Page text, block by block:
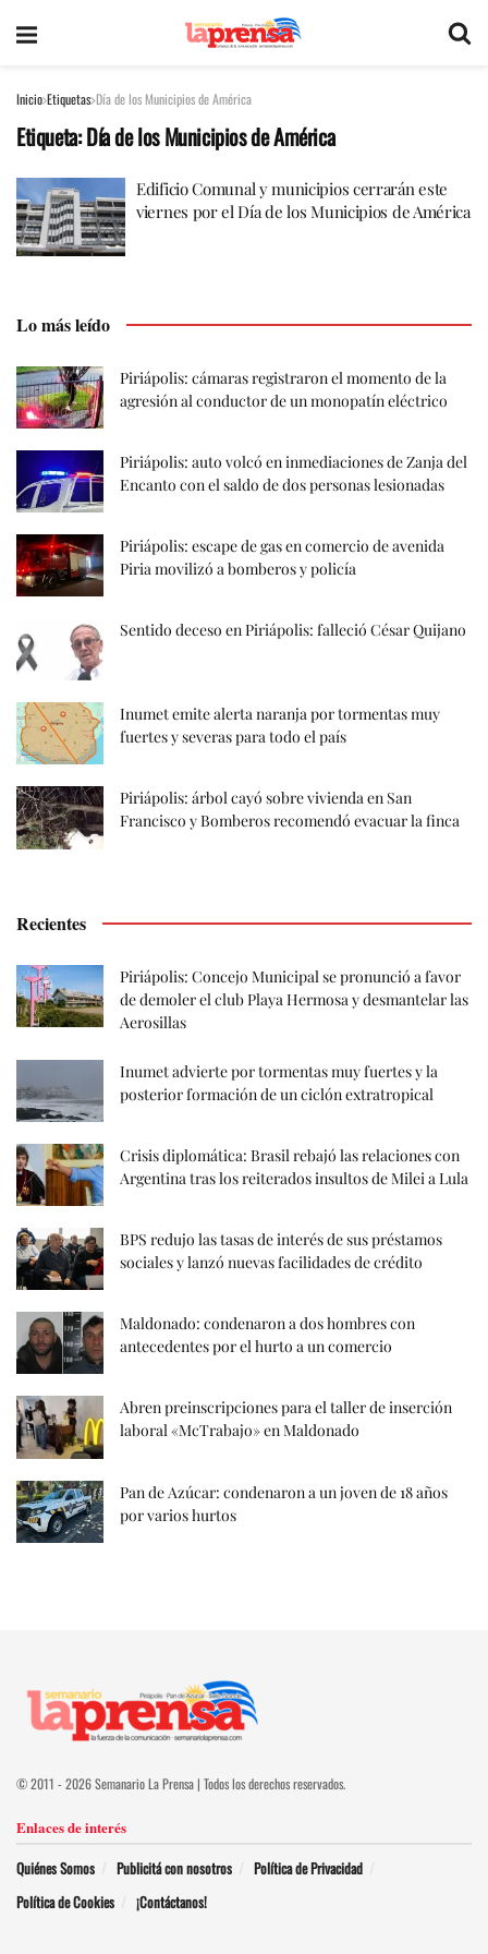
Inicio Etiquetas Día de los Municipios de América
Etiqueta:Día de los Municipios de América
Edificio Comunal y municipios cerrarán este
viernes por el Día de los Municipios de América
Lo más leído
Piriápolis: cámaras registraron el momento de la
agresión al conductor de un monopatín eléctrico
Piriápolis: auto volcó en inmediaciones de Zanja del
Encanto con el saldo de dos personas lesionadas
Piriápolis: escape de gas en comercio de avenida
Piria movilizó a bomberos y policía
Sentido deceso en Piriápolis: falleció César Quijano
Inumet emite alerta naranja por tormentas muy
fuertes y severas para todo el país
Piriápolis: árbol cayó sobre vivienda en San
Francisco y Bomberos recomendó evacuar la finca
Recientes
Piriápolis: Concejo Municipal se pronunció a favor
de demoler el club Playa Hermosa y desmantelar las
Aerosillas
Inumet advierte por tormentas muy fuertes y la
posterior formación de un ciclón extratropical
Crisis diplomática: Brasil rebajó las relaciones con
Argentina tras los reiterados insultos de Milei a Lula
BPS redujo las tasas de interés de sus préstamos
sociales y lanzó nuevas facilidades de crédito
Maldonado: condenaron a dos hombres con
antecedentes por el hurto a un comercio
Abren preinscripciones para el taller de inserción
laboral «McTrabajo» en Maldonado
Pan de Azúcar: condenaron a un joven de 18 años
por varios hurtos
© 2011 - 2026 Semanario La Prensa | Todos los derechos reservados.
Enlaces de interés
Quiénes Somos Publicitá con nosotros
Política de Privacidad
Política de Cookies
¡Contáctanos!